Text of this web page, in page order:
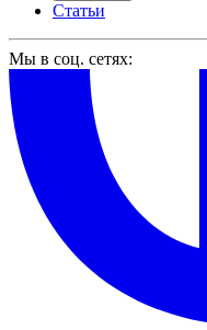
Статьи
Мы в соц. сетях: